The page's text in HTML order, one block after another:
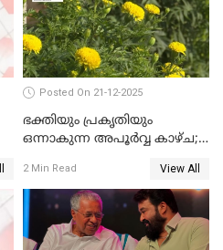
Posted On 21-12-2025
ഭക്തിയും പ്രകൃതിയും
ഒന്നാകുന്ന അപൂര്‍വ്വ കാഴ്ച;
കാഴ്ചാനുഭവമൊരുക്കി
ശബരീ നന്ദനം
2 Min Read View All